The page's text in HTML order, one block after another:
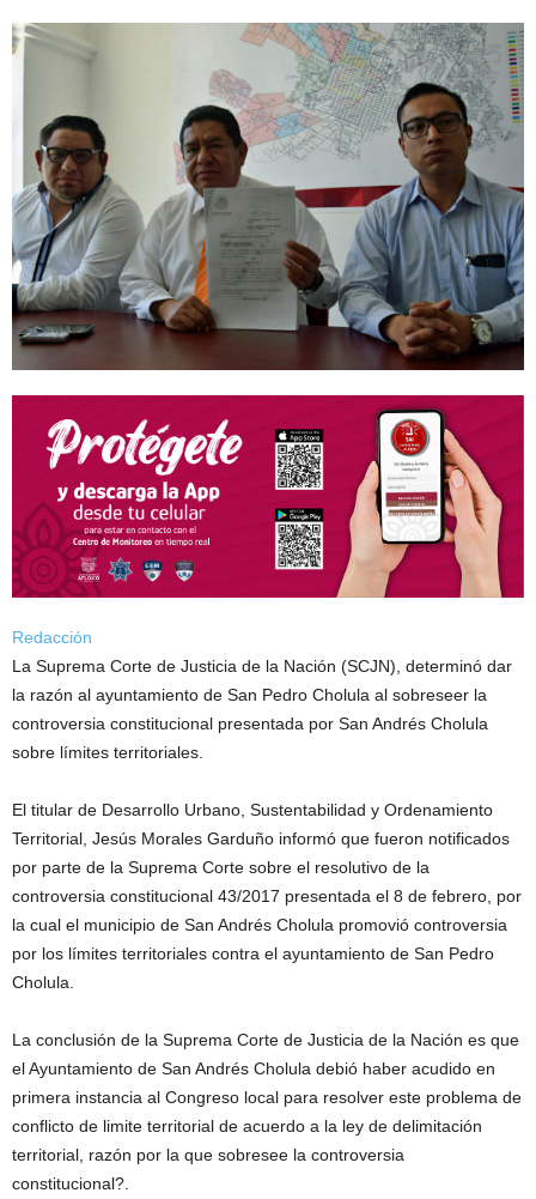
Redacción
La Suprema Corte de Justicia de la Nación (SCJN), determinó dar
la razón al ayuntamiento de San Pedro Cholula al sobreseer la
controversia constitucional presentada por San Andrés Cholula
sobre límites territoriales.
El titular de Desarrollo Urbano, Sustentabilidad y Ordenamiento
Territorial, Jesús Morales Garduño informó que fueron notificados
por parte de la Suprema Corte sobre el resolutivo de la
controversia constitucional 43/2017 presentada el 8 de febrero, por
la cual el municipio de San Andrés Cholula promovió controversia
por los límites territoriales contra el ayuntamiento de San Pedro
Cholula.
La conclusión de la Suprema Corte de Justicia de la Nación es que
el Ayuntamiento de San Andrés Cholula debió haber acudido en
primera instancia al Congreso local para resolver este problema de
conflicto de limite territorial de acuerdo a la ley de delimitación
territorial, razón por la que sobresee la controversia
constitucional?.